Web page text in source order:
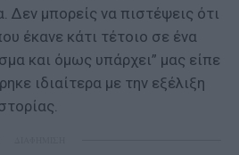
Δεν μπορείς να πιστέψεις ότι
έκανε κάτι τέτοιο σε ένα
και όμως υπάρχει” μας είπε
ιδιαίτερα με την εξέλιξη